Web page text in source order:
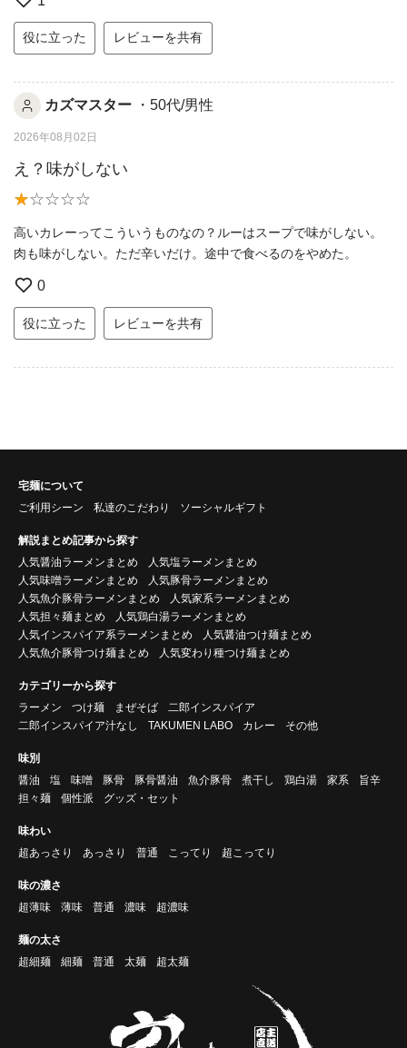
役に立った レビューを共有
カズマスター ・50代/男性
2026年08月02日
え？味がしない
高いカレーってこういうものなの？ルーはスープで味がしない。
肉も味がしない。ただ辛いだけ。途中で食べるのをやめた。
0
役に立った レビューを共有
宅麺について
ご利用シーン
私達のこだわり ソーシャルギフト
解説まとめ記事から探す
人気醤油ラーメンまとめ
人気塩ラーメンまとめ
人気味噌ラーメンまとめ
人気豚骨ラーメンまとめ
人気魚介豚骨ラーメンまとめ
人気家系ラーメンまとめ
人気担々麺まとめ
人気鶏白湯ラーメンまとめ
人気インスパイア系ラーメンまとめ
人気醤油つけ麺まとめ
人気魚介豚骨つけ麺まとめ
人気変わり種つけ麺まとめ
カテゴリーから探す
ラーメン
つけ麺 まぜそば
二郎インスパイア
二郎インスパイア汁なし
TAKUMEN LABO カレー その他
味別
醤油
塩 味噌 豚骨 豚骨醤油 魚介豚骨 煮干し 鶏白湯 家系
旨辛
担々麺
個性派 グッズ・セット
味わい
超あっさり
あっさり 普通 こってり 超こってり
味の濃さ
超薄味
薄味 普通 濃味 超濃味
麺の太さ
超細麺
細麺 普通 太麺 超太麺